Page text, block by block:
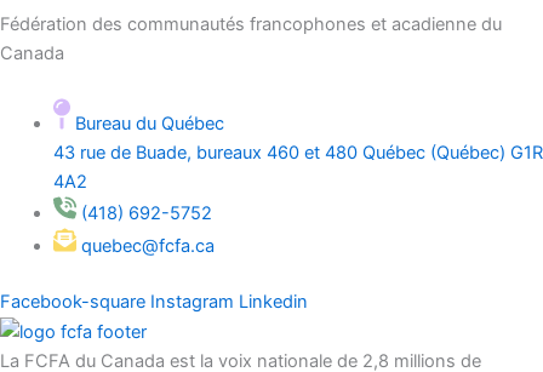
Fédération des communautés francophones et acadienne du
Canada
Bureau du Québec
43 rue de Buade, bureaux 460 et 480 Québec (Québec) G1R
4A2
(418) 692-5752
quebec@fcfa.ca
Facebook-square Instagram Linkedin
La FCFA du Canada est la voix nationale de 2,8 millions de